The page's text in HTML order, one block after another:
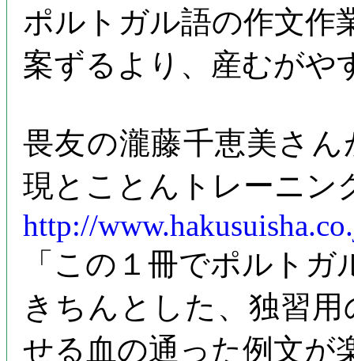
ポルトガル語の作文作
案ずるより、産むがや
畏友の瀧藤千恵美さ
現とことんトレーニン
http://
「この１冊でポルト
きちんとした、独習
せる血の通った例文が